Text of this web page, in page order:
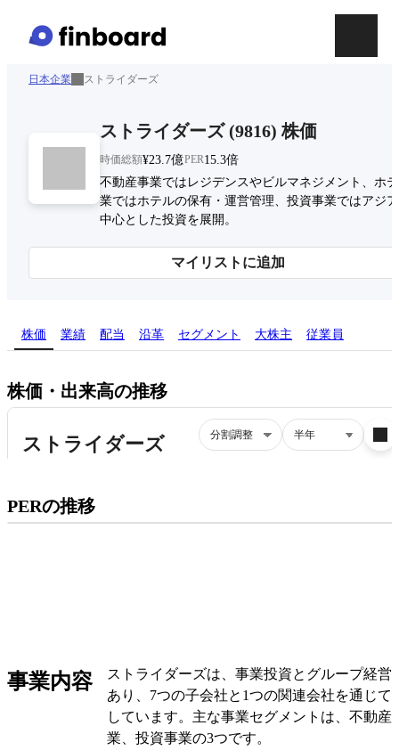
日本企業 ストライダーズ
ストライダーズ(9816) 株価
時価総額¥23.7億PER15.3倍
不動産事業ではレジデンスやビルマネジメント、ホ
業ではホテルの保有・運営管理、投資事業ではアジ
中心とした投資を展開。
マイリストに追加
株価 業績 配当 沿革 セグメント 大株主 従業員
株価・出来高の推移
PERの推移プレミアム会員にご登録いただくと、
PERの推移にアクセスできます。
事業内容
ストライダーズは、事業投資とグループ経営
あり、7つの子会社と1つの関連会社を通じて
しています。主な事業セグメントは、不動産
業、投資事業の3つです。